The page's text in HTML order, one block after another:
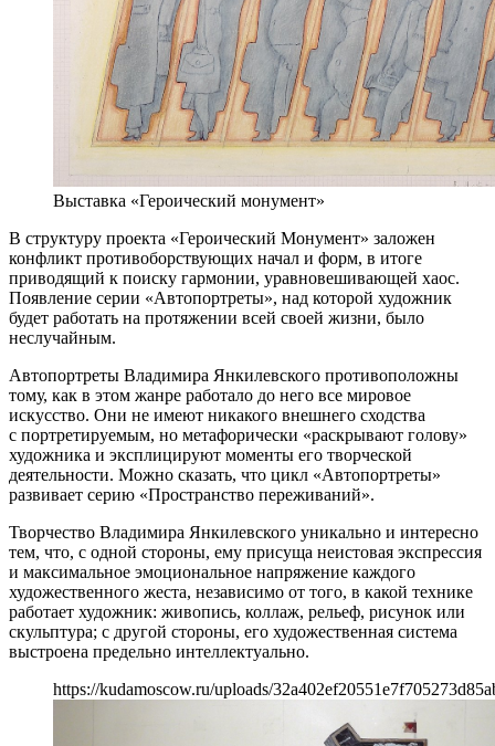
Выставка «Героический монумент»
В структуру проекта «Героический Монумент» заложен
конфликт противоборствующих начал и форм, в итоге
приводящий к поиску гармонии, уравновешивающей хаос.
Появление серии «Автопортреты», над которой художник
будет работать на протяжении всей своей жизни, было
неслучайным.
Автопортреты Владимира Янкилевского противоположны
тому, как в этом жанре работало до него все мировое
искусство. Они не имеют никакого внешнего сходства
с портретируемым, но метафорически «раскрывают голову»
художника и эксплицируют моменты его творческой
деятельности. Можно сказать, что цикл «Автопортреты»
развивает серию «Пространство переживаний».
Творчество Владимира Янкилевского уникально и интересно
тем, что, с одной стороны, ему присуща неистовая экспрессия
и максимальное эмоциональное напряжение каждого
художественного жеста, независимо от того, в какой технике
работает художник: живопись, коллаж, рельеф, рисунок или
скульптура; с другой стороны, его художественная система
выстроена предельно интеллектуально.
https://kudamoscow.ru/uploads/